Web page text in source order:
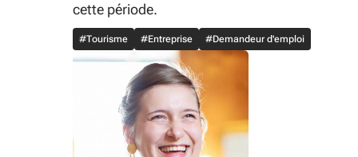
cette période.
#Tourisme #Entreprise #Demandeur d'emploi